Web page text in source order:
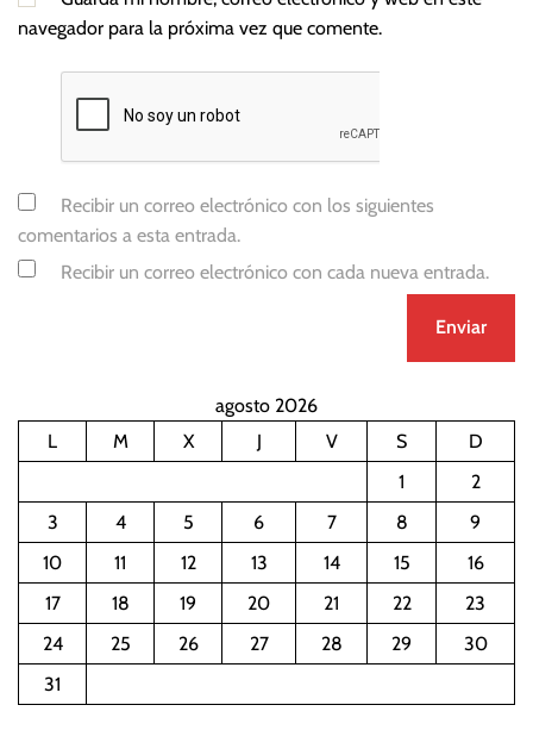
navegador para la próxima vez que comente.
Recibir un correo electrónico con los siguientes
comentarios a esta entrada.
Recibir un correo electrónico con cada nueva entrada.
agosto 2026
L
M X J V S
D
1
2
3
4 5 6 7 8
9
10
11 12 13 14 15
16
17
18 19 20 21 22
23
24
25 26 27 28 29
30
31